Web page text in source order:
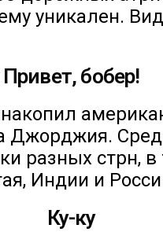
уникален.
Привет, бобер!
Джорджия.
разных стрн,
Индии и
Ку-ку